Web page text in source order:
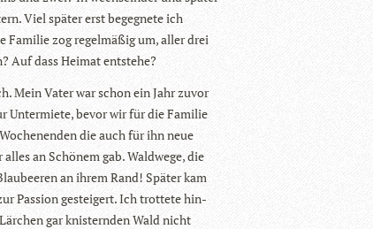
Viel spä­ter erst begeg­nete ich
Fami­lie zog regel­mä­ßig um, aller drei
Auf dass Hei­mat entstehe?
Mein Vater war schon ein Jahr zuvor
Unter­miete, bevor wir für die Fami­lie
die auch für ihn neue
an Schö­nem gab. Wald­wege, die
an ihrem Rand! Spä­ter kam
Pas­sion gestei­gert. Ich trot­tete hin­
gar knis­tern­den Wald nicht